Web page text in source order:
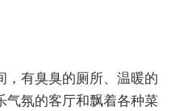
有臭臭的厕所、温暖的
气氛的客厅和飘着各种菜